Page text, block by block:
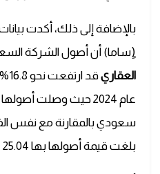
بالإضافة إلى ذلك، أكدت
(ٍساما) أن أصول الشركة
العقاري
قد
سعودي بالمقارنة مع نفس
بلغت قيمة أصولها بها 25.04 مليار ريال سعودي.